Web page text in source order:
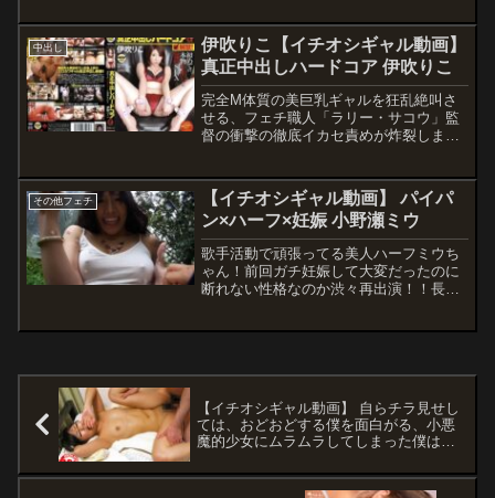
SEXしているところを撮って欲しい…。
愛する彼女を掲示板で知り合った男に寝
取らせギンギン勃起乱交！！■女の友情
怖すぎ…。トー○コで捕まえた難攻不落
の褐色ギャル、友達の裏切りにより鉄壁
崩壊3P快楽堕ち！！
垂れ流される喜びを求めて膣内連
続射精懇願
監督天才フジタ メーカーV＆R PROD...
中出し
伊吹りこ【イチオシギャル動画】
真正中出しハードコア 伊吹りこ
完全M体質の美巨乳ギャルを狂乱絶叫さ
せる、フェチ職人「ラリー・サコウ」監
督の衝撃の徹底イカセ責めが炸裂しま
大量の潮吹き！さらには失禁放尿垂れ流
しという凄まじさ！初めての緊縛プレイ
と蝋燭責めに我を忘れて身悶える彼女。
大きな美尻をスパンキングされながらの
生姦、そして初めての本物中出し体
験！！
その他フェチ
【イチオシギャル動画】 パイパ
ン×ハーフ×妊娠 小野瀬ミウ
歌手活動で頑張ってる美人ハーフミウち
ゃん！前回ガチ妊娠して大変だったのに
断れない性格なのか渋々再出演！！長舌
ルヌル精子を種付けされ子宮はおたまじ
娠オナホール☆
【イチオシギャル動画】 自らチラ見せし
ては、おどおどする僕を面白がる、小悪
魔的少女にムラムラしてしまった僕は…